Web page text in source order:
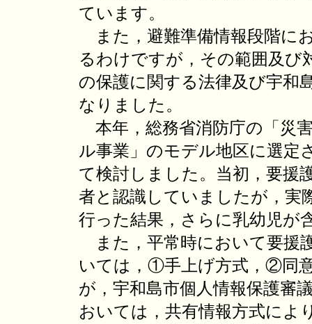
ています。
また，避難準備情報段階に
るわけですが，その範囲及び
の保護に関する法律及び宇和
なりました。
本年，総務省消防庁の「災
ル事業」のモデル地区に選定
て検討しました。当初，要援
者と認識していましたが，実
行った結果，さらに乳幼児が
また，平常時において要援
いては，①手上げ方式，②同
が，宇和島市個人情報保護審
おいては，共有情報方式によ